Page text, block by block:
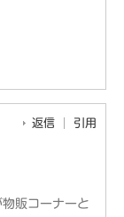
返信 引用
販コーナーと